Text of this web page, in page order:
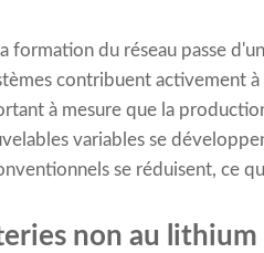
formation du réseau passe
contribuent activement
à mesure que la
variables se
se réduisent, ce
non au